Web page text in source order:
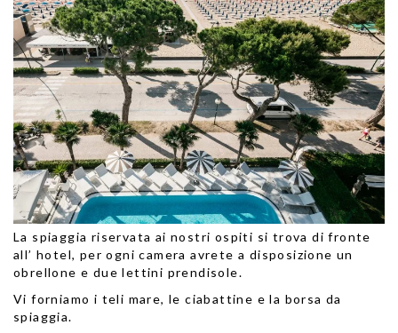
La spiaggia riservata ai nostri ospiti si trova di fronte
all’ hotel, per ogni camera avrete a disposizione un
obrellone e due lettini prendisole.
Vi forniamo i teli mare, le ciabattine e la borsa da
spiaggia.